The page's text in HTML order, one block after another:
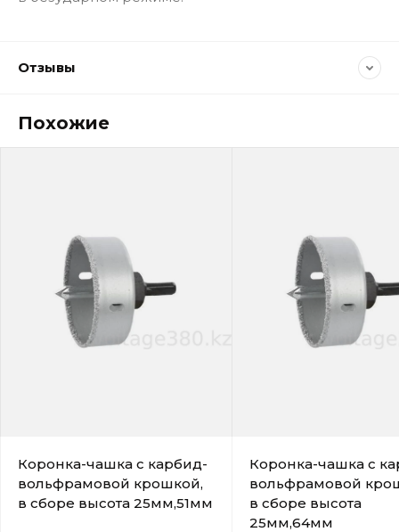
Отзывы
Похожие
Коронка-чашка с карбид-
вольфрамовой крошкой,
в сборе высота 25мм,51мм
Коронка-чашка с
вольфрамовой
в сборе высота
25мм,64мм